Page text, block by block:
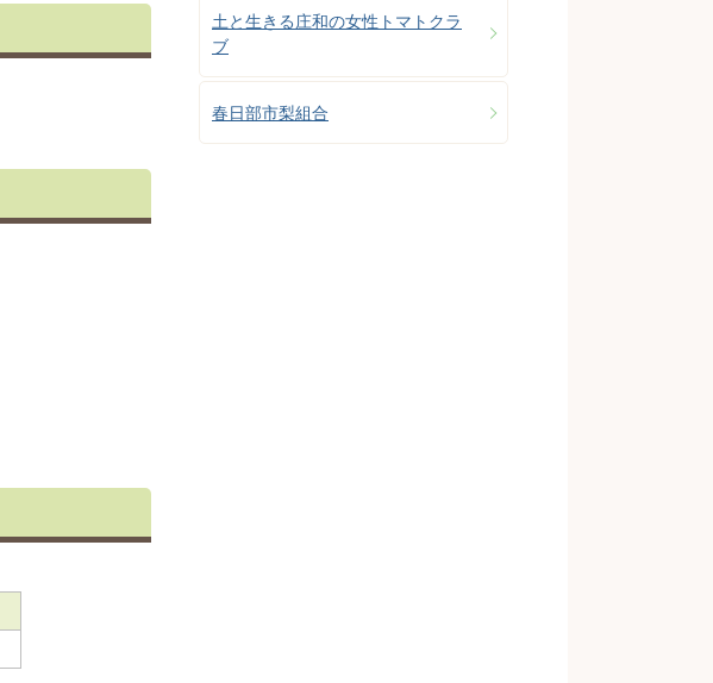
土と生きる庄和の女性トマトクラ
ブ
春日部市梨組合